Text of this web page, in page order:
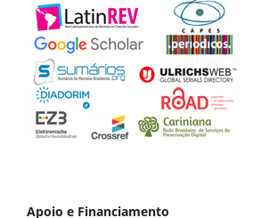
Apoio e Financiamento